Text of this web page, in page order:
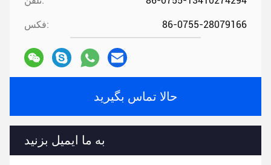
فکس: 86-0755-28079166
حالا تماس بگیرید
به ما ایمیل بزنید